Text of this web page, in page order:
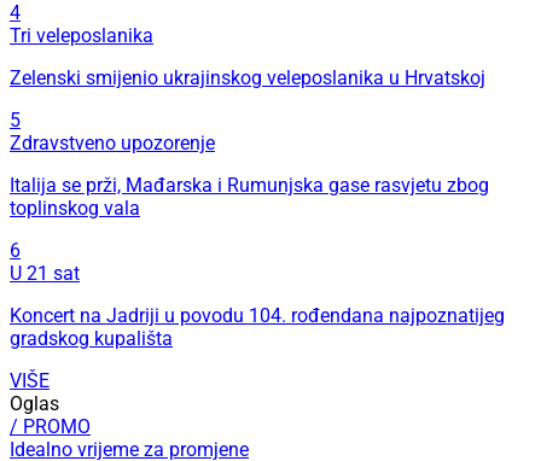
4
Tri veleposlanika
Zelenski smijenio ukrajinskog veleposlanika u Hrvatskoj
5
Zdravstveno upozorenje
Italija se prži, Mađarska i Rumunjska gase rasvjetu zbog
toplinskog vala
6
U 21 sat
Koncert na Jadriji u povodu 104. rođendana najpoznatijeg
gradskog kupališta
VIŠE
Oglas
/ PROMO
Idealno vrijeme za promjene